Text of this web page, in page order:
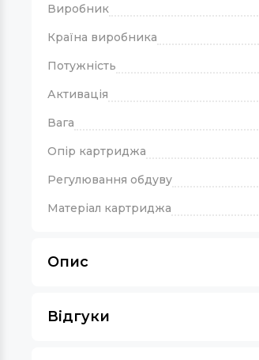
Виробник
Країна виробника
Потужність
Активація
Вага
Опір картриджа
Регулювання обдуву
Матеріал картриджа
Опис
Відгуки